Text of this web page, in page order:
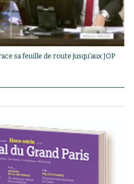
sa feuille de route jusqu'aux JOP